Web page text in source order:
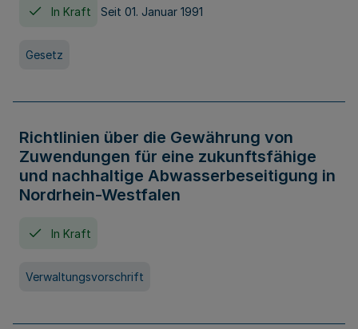
In Kraft Seit 01. Januar 1991
Gesetz
Richtlinien über die Gewährung von
Zuwendungen für eine zukunftsfähige
und nachhaltige Abwasserbeseitigung in
Nordrhein-Westfalen
In Kraft
Verwaltungsvorschrift